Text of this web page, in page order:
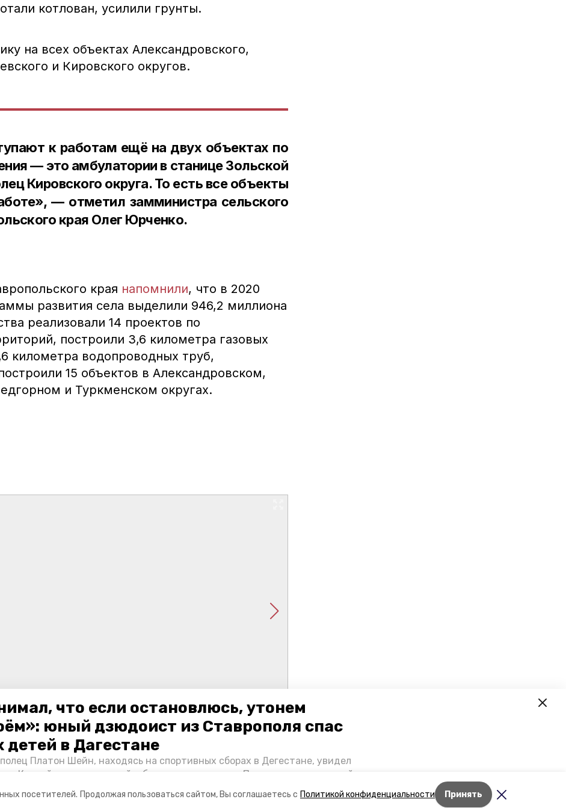
посетителей. Продолжая пользоваться сайтом, Вы соглашаетесь с Политикой конфиденциальности Принять
что если остановлюсь, утонем
юный дзюдоист из Ставрополя спас
детей в Дагестане
Платон Шейн, находясь на спортивных сборах в Дегестане, увидел
в Каспийском море детей и бросился на помощь. По возвращении домой,
«Победы26» пообщался с юным героем.
Лента новостей
котлован, усилили грунты.
на всех объектах Александровского,
и Кировского округов.
к работам ещё на двух объектах по
— это амбулатории в станице Зольской
Кировского округа. То есть все объекты
— отметил замминистра сельского
края Олег Юрченко.
края напомнили, что в 2020
развития села выделили 946,2 миллиона
реализовали 14 проектов по
построили 3,6 километра газовых
километра водопроводных труб,
15 объектов в Александровском,
и Туркменском округах.